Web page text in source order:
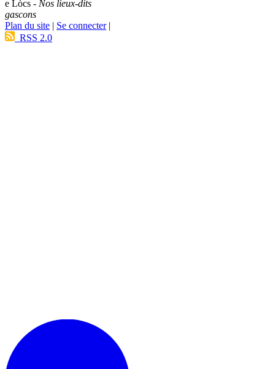
e Lòcs - Nos lieux-dits
gascons
Plan du site | Se connecter|
RSS 2.0